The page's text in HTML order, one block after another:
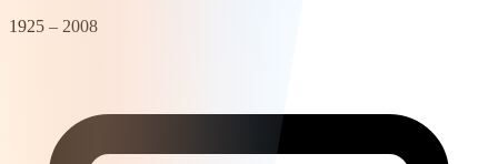
1925 – 2008